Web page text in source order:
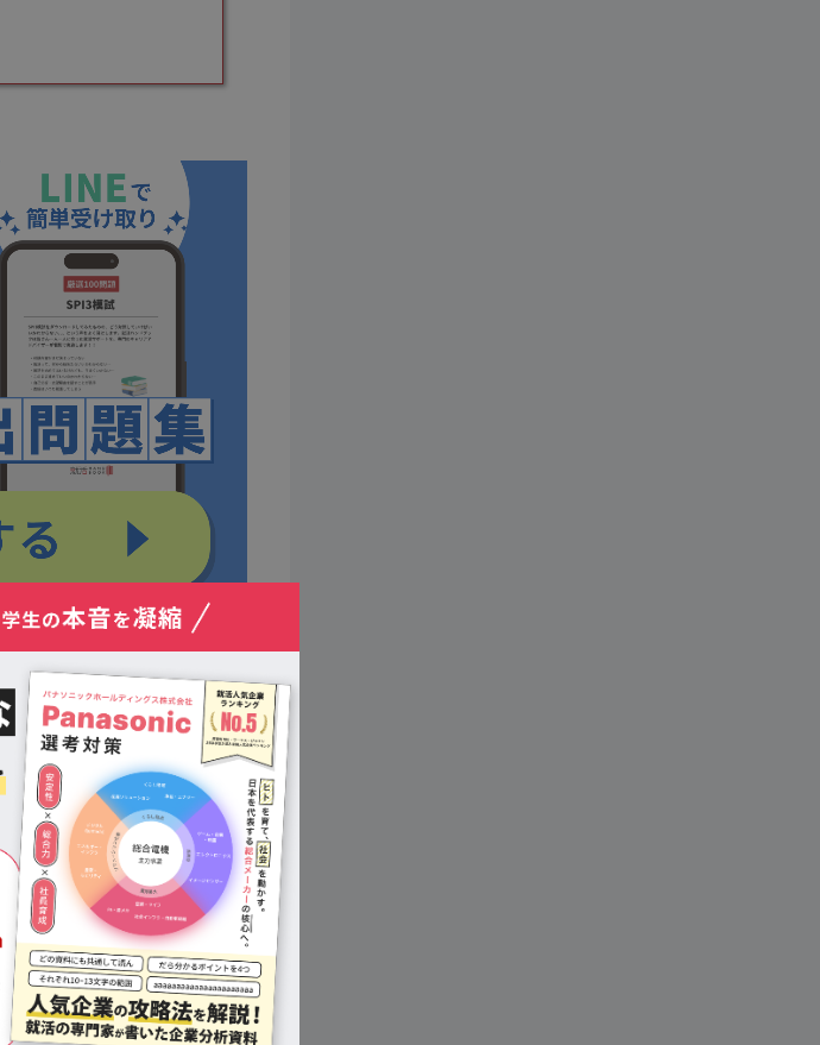
るのか？
解くことは推奨できま
使ってWebテストを解
バレるリスク」も年々
おりです。